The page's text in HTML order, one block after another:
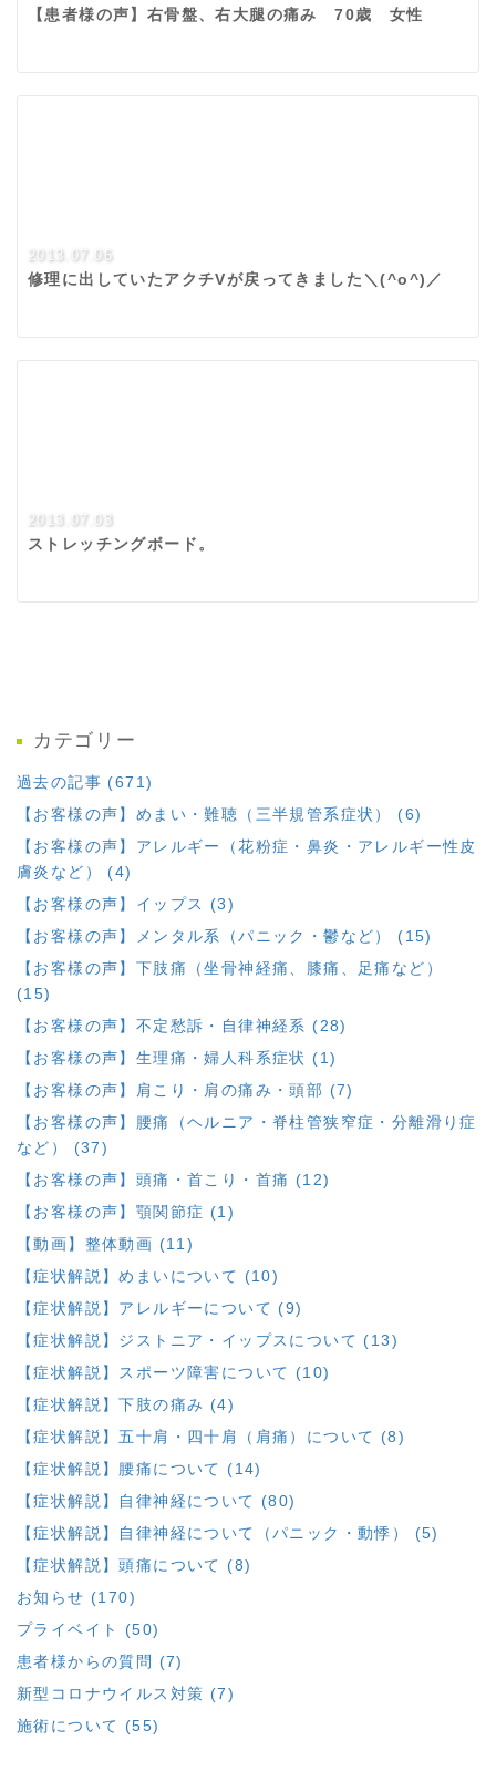
【患者様の声】右骨盤、右大腿の痛み 70歳 女性
2013.07.06
修理に出していたアクチVが戻ってきました＼(^o^)／
2013.07.03
ストレッチングボード。
カテゴリー
過去の記事 (671)
【お客様の声】めまい・難聴（三半規管系症状） (6)
【お客様の声】アレルギー（花粉症・鼻炎・アレルギー性皮
膚炎など） (4)
【お客様の声】イップス (3)
【お客様の声】メンタル系（パニック・鬱など） (15)
【お客様の声】下肢痛（坐骨神経痛、膝痛、足痛など）
(15)
【お客様の声】不定愁訴・自律神経系 (28)
【お客様の声】生理痛・婦人科系症状 (1)
【お客様の声】肩こり・肩の痛み・頭部 (7)
【お客様の声】腰痛（ヘルニア・脊柱管狭窄症・分離滑り症
など） (37)
【お客様の声】頭痛・首こり・首痛 (12)
【お客様の声】顎関節症 (1)
【動画】整体動画 (11)
【症状解説】めまいについて (10)
【症状解説】アレルギーについて (9)
【症状解説】ジストニア・イップスについて (13)
【症状解説】スポーツ障害について (10)
【症状解説】下肢の痛み (4)
【症状解説】五十肩・四十肩（肩痛）について (8)
【症状解説】腰痛について (14)
【症状解説】自律神経について (80)
【症状解説】自律神経について（パニック・動悸） (5)
【症状解説】頭痛について (8)
お知らせ (170)
プライベイト (50)
患者様からの質問 (7)
新型コロナウイルス対策 (7)
施術について (55)